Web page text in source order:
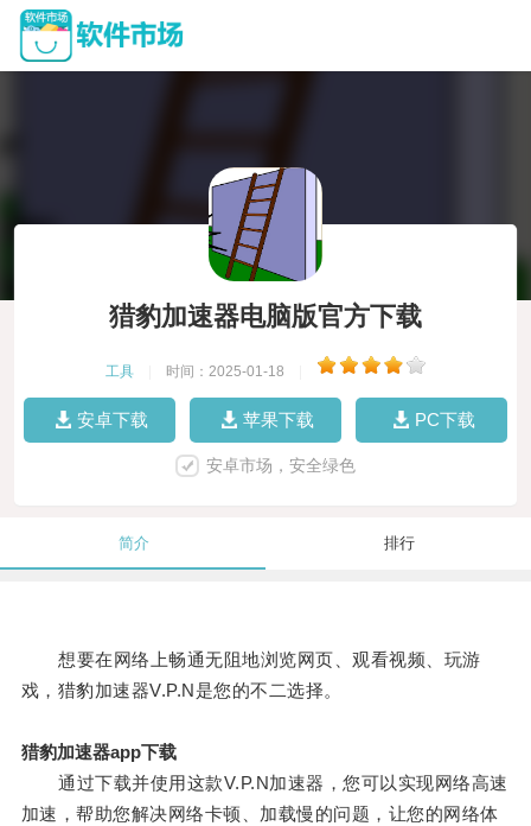
猎豹加速器电脑版官方下载
工具 时间：2025-01-18
安卓下载 苹果下载 PC下载
安卓市场，安全绿色
简介 排行
想要在网络上畅通无阻地浏览网页、观看视频、玩游
戏，猎豹加速器V.P.N是您的不二选择。
猎豹加速器app下载
通过下载并使用这款V.P.N加速器，您可以实现网络高速
加速，帮助您解决网络卡顿、加载慢的问题，让您的网络体